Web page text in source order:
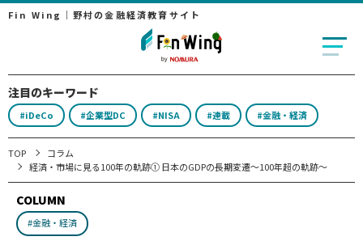
Fin Wing｜野村の金融経済教育サイト
注目のキーワード
#iDeCo #企業型DC #NISA #連載 #金融・経済
TOP
コラム
経済・市場に見る100年の軌跡① 日本のGDPの長期変遷～100年超の軌跡～
COLUMN
#金融・経済